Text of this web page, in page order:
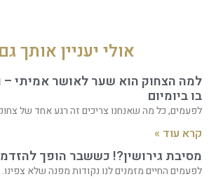
אולי יעניין אותך
למה הצחוק הוא שער לאושר אמיתי
בו ביומיום
לפעמים, כל מה שאנחנו צריכים זה רגע אחד של
קרא עוד »
מסיבת גירושין?! כששבר הופך
לפעמים החיים מזמנים לנו נקודות מפנה שלא